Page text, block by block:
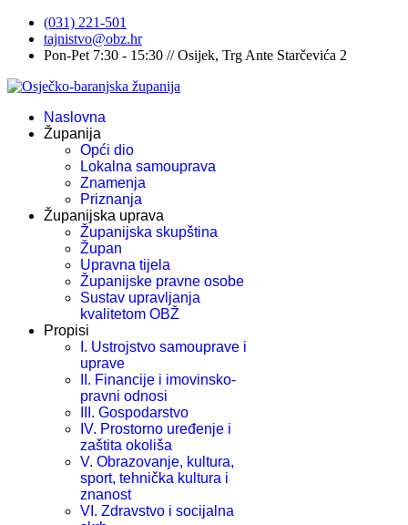
(031) 221-501
tajnistvo@obz.hr
Pon-Pet 7:30 - 15:30 // Osijek, Trg Ante Starčevića 2
Naslovna
Županija
Opći dio
Lokalna samouprava
Znamenja
Priznanja
Županijska uprava
Županijska skupština
Župan
Upravna tijela
Županijske pravne osobe
Sustav upravljanja
kvalitetom OBŽ
Propisi
I. Ustrojstvo samouprave i
uprave
II. Financije i imovinsko-
pravni odnosi
III. Gospodarstvo
IV. Prostorno uređenje i
zaštita okoliša
V. Obrazovanje, kultura,
sport, tehnička kultura i
znanost
VI. Zdravstvo i socijalna